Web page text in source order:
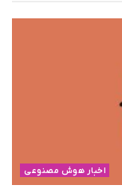
اخبار هوش مصنوعی